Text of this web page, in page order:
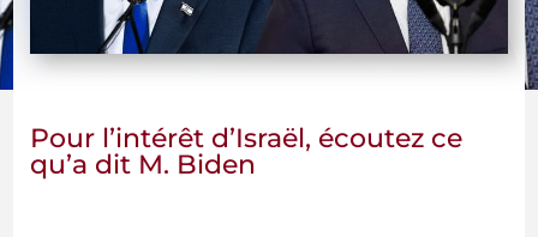
Pour l’intérêt d’Israël, écoutez ce
qu’a dit M. Biden